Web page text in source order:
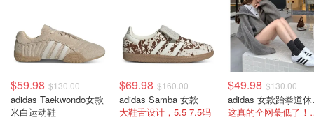
$59.98 $130.00
adidas Taekwondo女款
米白运动鞋
$69.98 $160.00
adidas Samba 女款
大鞋舌设计，5.5 7.5码
$49.98 $130.00
这真的全